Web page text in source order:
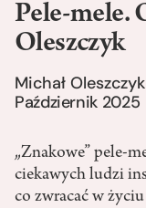
Pele-mele.
Oleszczyk
Michał Oleszczyk
Październik 2025
„Znakowe” pele-
ciekawych ludzi
co zwracać w